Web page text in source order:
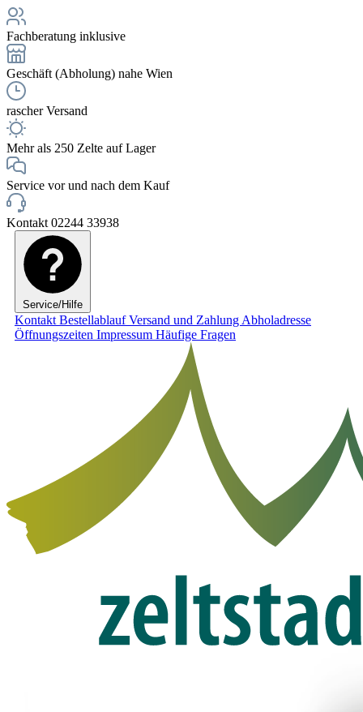
Fachberatung inklusive
Geschäft (Abholung) nahe Wien
rascher Versand
Mehr als 250 Zelte auf Lager
Service vor und nach dem Kauf
Kontakt 02244 33938
Service/Hilfe
Kontakt BestellablaufVersand und Zahlung Abholadresse
Öffnungszeiten Impressum Häufige Fragen